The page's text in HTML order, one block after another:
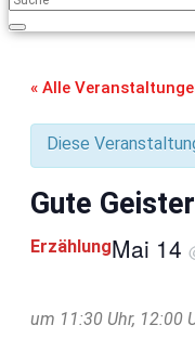
« Alle
Diese
Gute
ErzählungMai 14
um 11:30 Uhr, 12:00